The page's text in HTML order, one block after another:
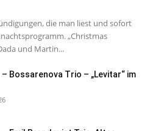
die man liest und sofort
„Christmas
und Martin...
Bossarenova Trio – „Levitar“ im